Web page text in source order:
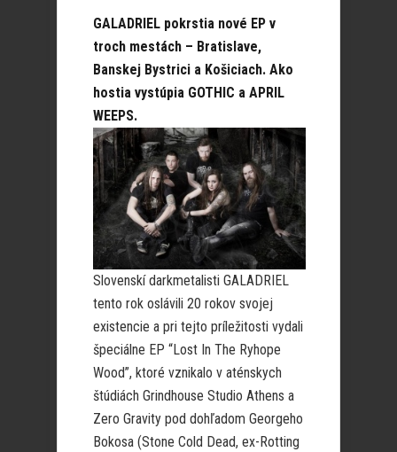
GALADRIEL pokrstia nové EP v
troch mestách – Bratislave,
Banskej Bystrici a Košiciach. Ako
hostia vystúpia GOTHIC a APRIL
WEEPS.
Slovenskí darkmetalisti GALADRIEL
tento rok oslávili 20 rokov svojej
existencie a pri tejto príležitosti vydali
špeciálne EP “Lost In The Ryhope
Wood”, ktoré vznikalo v aténskych
štúdiách Grindhouse Studio Athens a
Zero Gravity pod dohľadom Georgeho
Bokosa (Stone Cold Dead, ex-Rotting